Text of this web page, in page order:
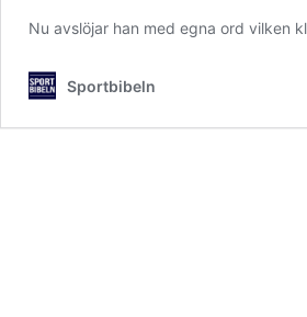
Nu avslöjar han med egna ord vilken
Sportbibeln